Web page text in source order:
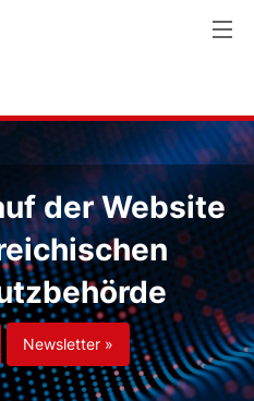
der Website
Newsletter »